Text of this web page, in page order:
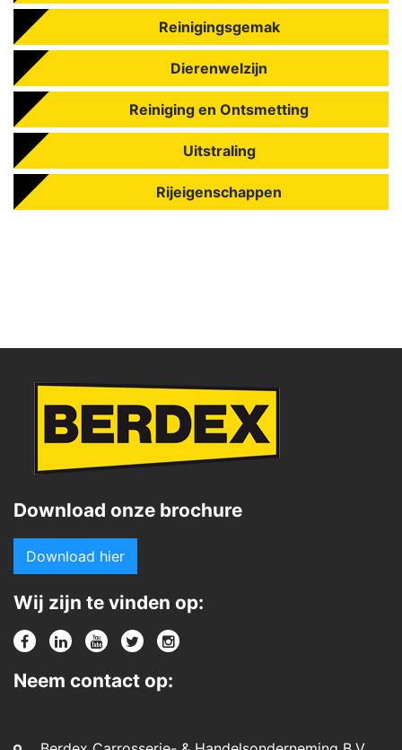
Reinigingsgemak
Dierenwelzijn
Reiniging en Ontsmetting
Uitstraling
Rijeigenschappen
Download onze brochure
Download hier
Wij zijn te vinden op:
Neem contact op: